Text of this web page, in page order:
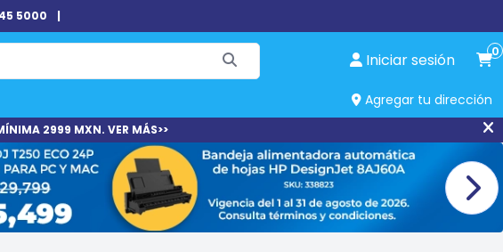
5000 |
Iniciar sesión 0
Agregar tu dirección
2999 MXN. VER MÁS>>